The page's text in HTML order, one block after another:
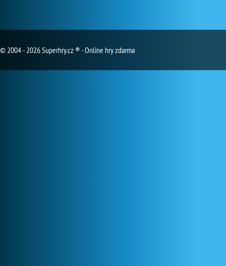
© 2004 - 2026 Superhry.cz ® - Online hry zdarma